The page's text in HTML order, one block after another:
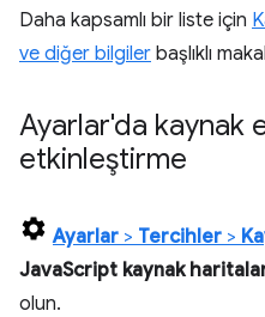
Daha kapsamlı bir liste için
ve diğer bilgiler başlıklı
Ayarlar'da kaynak
etkinleştirme
Ayarlar > Tercihler >
JavaScript kaynak
olun.